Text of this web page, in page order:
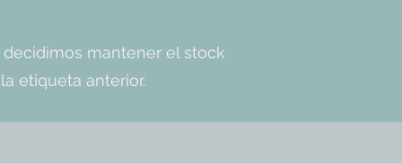
mantener el stock
etiqueta anterior.